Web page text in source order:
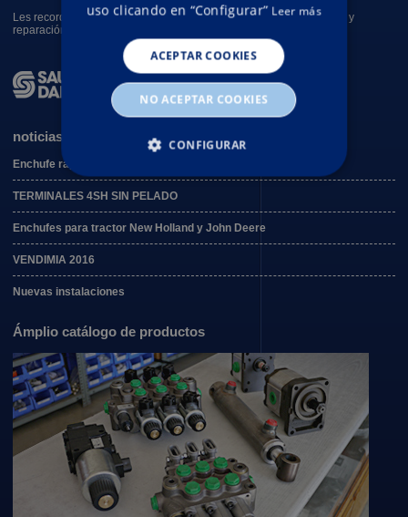
Les recordamos que nuestro servicio 24 horas le ofrecerle atención y
reparación de mecanismos hidráulicos fuera de horario laboral.
noticias destacadas
Enchufe rápido de seguridad PREVOST
TERMINALES 4SH SIN PELADO
Enchufes para tractor New Holland y John Deere
VENDIMIA 2016
Nuevas instalaciones
Ámplio catálogo de productos
uso clicando en “Configurar” Leer más
ACEPTAR COOKIES
NO ACEPTAR COOKIES
CONFIGURAR
ESTRICTAMENTE NECESARIAS
RENDIMIENTO
Estrictamente necesarias
Rendimiento
Orientación
Las cookies estrictamente necesarias permiten la
funcionalidad central del sitio web, como el
inicio de sesión del usuario y la administración
de la cuenta. El sitio web no puede utilizarse
correctamente sin las cookies estrictamente
necesarias.